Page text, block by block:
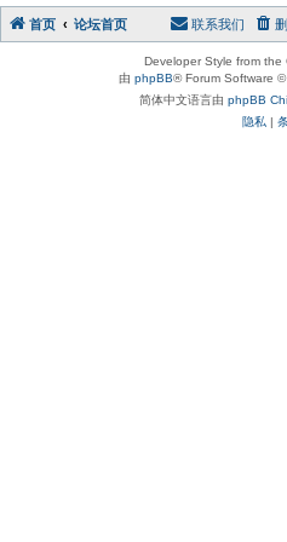
首页 论坛首页 联系我们
Developer Style from the
由 phpBB® Forum Software
简体中文语言由 phpBB
隐私 |